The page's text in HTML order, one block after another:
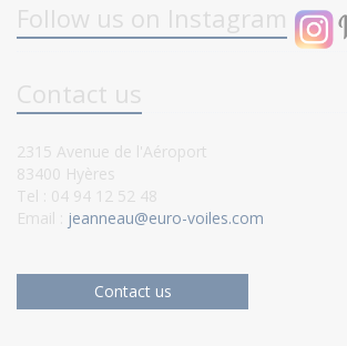
Follow us on Instagram
Contact us
2315 Avenue de l'Aéroport
83400 Hyères
Tel : 04 94 12 52 48
Email :
jeanneau@euro-voiles.com
Contact us